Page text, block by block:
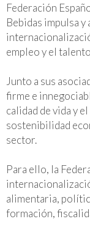
Federación
Bebidas impulsa
empleo y el
Junto a sus
firme e
calidad de vida y
sostenibilidad
sector.
Para ello, la
alimentaria,
formación,